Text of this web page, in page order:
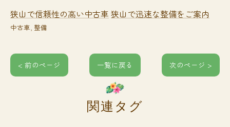
狭山で信頼性の高い中古車 狭山で迅速な整備をご案内
中古車 整備
< 前のページ 一覧に戻る 次のページ >
関連タグ